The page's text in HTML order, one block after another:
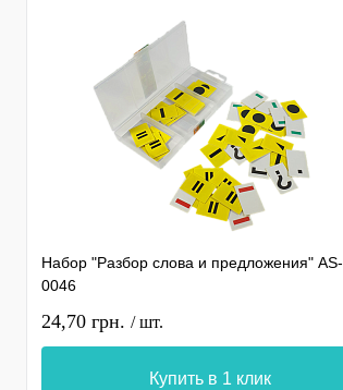
Набор "Разбор слова и предложения" AS-
0046
24,70 грн. / шт.
Купить в 1 клик